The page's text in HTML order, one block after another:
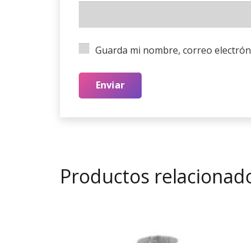
Guarda mi nombre, correo
Productos